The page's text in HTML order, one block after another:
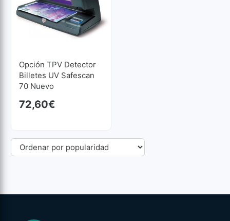
Opción TPV Detector
Billetes UV Safescan
70 Nuevo
72,60€